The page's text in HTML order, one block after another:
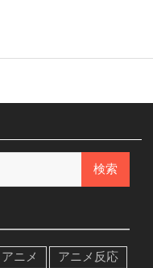
アニメ
アニメ反応